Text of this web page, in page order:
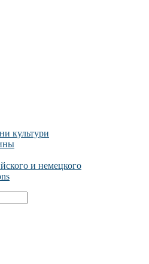
культури
и немецкого